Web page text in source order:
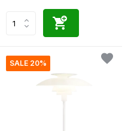
SALE 20%